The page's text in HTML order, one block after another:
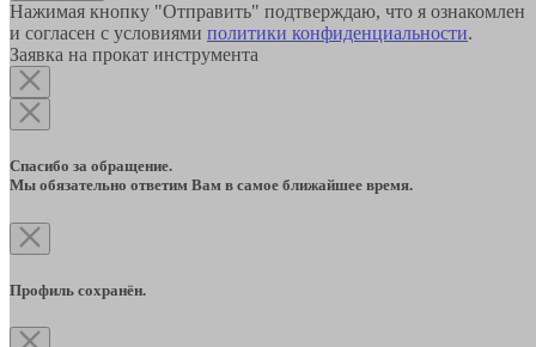
Нажимая кнопку "Отправить" подтверждаю, что я ознакомлен
и согласен с условиями политики конфиденциальности.
Заявка на прокат инструмента
Спасибо за обращение.
Мы обязательно ответим Вам в самое ближайшее время.
Профиль сохранён.